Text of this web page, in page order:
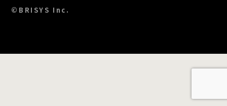
©BRISYS Inc.